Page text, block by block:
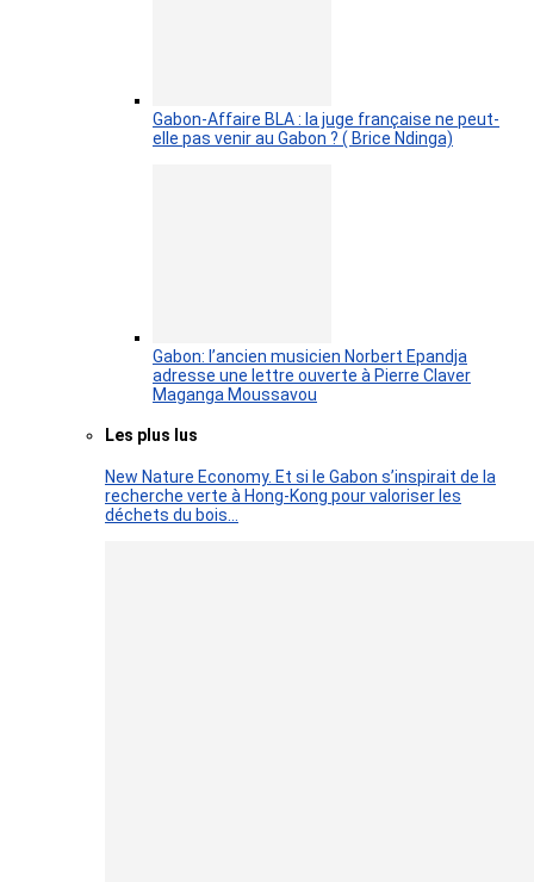
Gabon-Affaire BLA : la juge française ne peut-
elle pas venir au Gabon ? ( Brice Ndinga)
Gabon: l’ancien musicien Norbert Epandja
adresse une lettre ouverte à Pierre Claver
Maganga Moussavou
Les plus lus
New Nature Economy. Et si le Gabon s’inspirait de la
recherche verte à Hong-Kong pour valoriser les
déchets du bois…